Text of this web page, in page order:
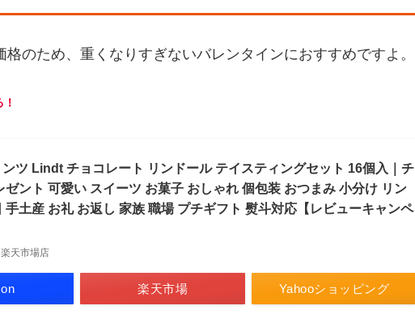
のため、重くなりすぎないバレンタインにおすすめですよ。
ツ Lindt チョコレート リンドール テイスティングセット 16個入｜チ
ゼント 可愛い スイーツ お菓子 おしゃれ 個包装 おつまみ 小分け リン
手土産 お礼 お返し 家族 職場 プチギフト 熨斗対応【レビューキャンペ
天市場店
楽天市場 Yahooショッピング